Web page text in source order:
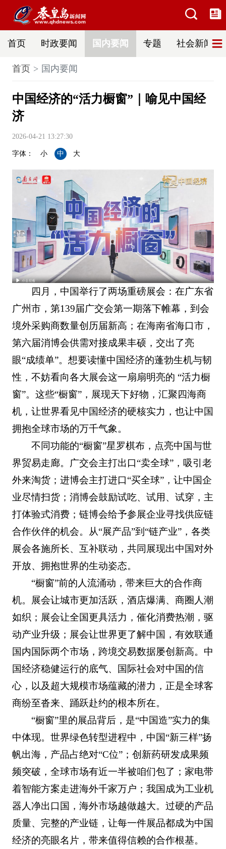
首页 时政要闻 国内要闻 专题 社会新闻
首页 国内要闻
中国经济的“活力橱窗”｜喻见中国经
济
2026-04-21 13:27:30
字体： 小 中 大
四月，中国举行了两场重磅展会：在广东省
广州市，第139届广交会第一期落下帷幕，到会
境外采购商数量创历届新高；在海南省海口市，
第六届消博会供需对接成果丰硕，交出了亮
眼“成绩单”。想要读懂中国经济的蓬勃生机与韧
性，不妨看向各大展会这一扇扇明亮的 “活力橱
窗”。这些“橱窗”，展现天下好物，汇聚四海商
机，让世界看见中国经济的硬核实力，也让中国
拥抱全球市场的万千气象。
不同功能的“橱窗”星罗棋布，点亮中国与世
界贸易走廊。广交会主打出口“卖全球”，吸引老
外来淘货；进博会主打进口“买全球”，让中国企
业尽情扫货；消博会鼓励试吃、试用、试穿，主
打体验式消费；链博会给予参展企业寻找供应链
合作伙伴的机会。从“展产品”到“链产业”，各类
展会各施所长、互补联动，共同展现出中国对外
开放、拥抱世界的生动姿态。
“橱窗”前的人流涌动，带来巨大的合作商
机。展会让城市更加活跃，酒店爆满、商圈人潮
如织；展会让全国更具活力，催化消费热潮，驱
动产业升级；展会让世界更了解中国，有效联通
国内国际两个市场，跨境交易数据屡创新高。中
国经济稳健运行的底气、国际社会对中国的信
心，以及超大规模市场蕴藏的潜力，正是全球客
商纷至沓来、踊跃赴约的根本所在。
“橱窗”里的展品背后，是“中国造”实力的集
中体现。世界绿色转型进程中，中国“新三样”扬
帆出海，产品占绝对“C位”；创新药研发成果频
频突破，全球市场有近一半被咱们包了；家电带
着智能方案走进海外千家万户；我国成为工业机
器人净出口国，海外市场越做越大。过硬的产品
质量、完整的产业链，让每一件展品都成为中国
经济的亮眼名片，带来值得信赖的合作根基。